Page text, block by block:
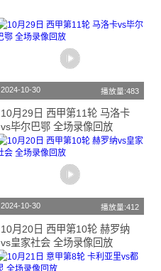
2024-10-30 播放量:483
10月29日 西甲第11轮 马洛卡
vs毕尔巴鄂 全场录像回放
2024-10-30 播放量:412
10月20日 西甲第10轮 赫罗纳
vs皇家社会 全场录像回放